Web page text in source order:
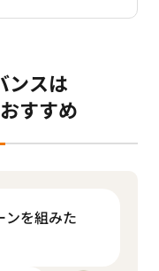
ンスは
すすめ
ンを組みた